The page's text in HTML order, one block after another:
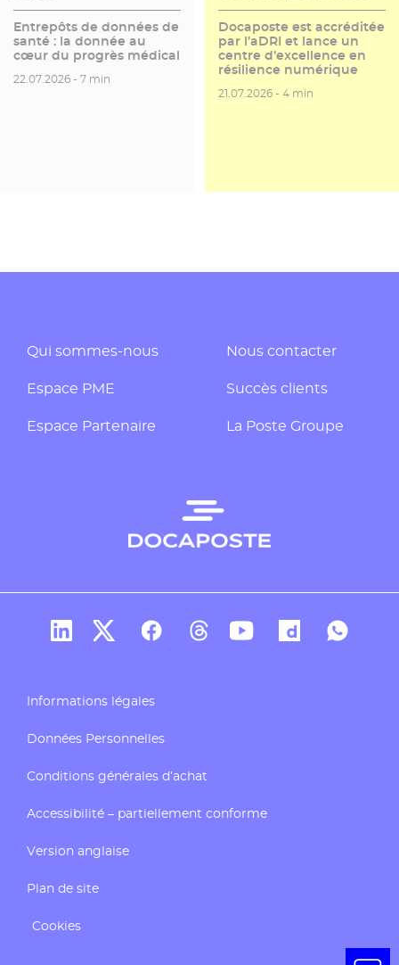
Entrepôts de données de
santé : la donnée au
cœur du progrès médical
Date de publication
22.07.2026 - Temps de lecture
7 min
Docaposte est accréditée
par l’aDRI et lance un
centre d’excellence en
résilience numérique
Date de publication
21.07.2026 - Temps de lecture
4 min
Ouvrir
Qui sommes-nous
Espace PME
Espace Partenaire
Nous contacter
Succès clients
La Poste Groupe
Compte Linkedin de Docaposte
Compte X de Docaposte
Compte Facebook de Docaposte
Compte Threads de
Compte Youtube de
CompteCompte
Informations légales
Données Personnelles
Conditions générales d’achat
Accessibilité – partiellement conforme
Version anglaise
Plan de site
Cookies